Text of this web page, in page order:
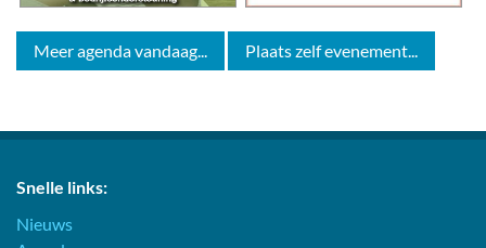
Meer agenda vandaag... Plaats zelf evenement...
Snelle links:
Nieuws